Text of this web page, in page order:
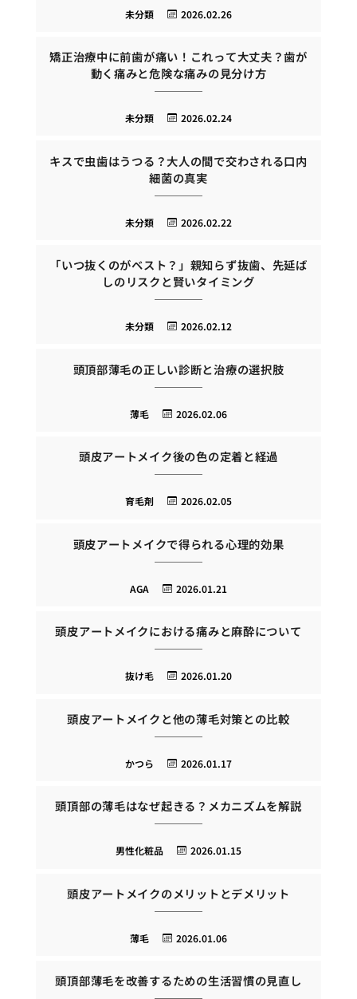
2026.02.26
未分類
矯正治療中に前歯が痛い！これって大丈夫？歯が
動く痛みと危険な痛みの見分け方
2026.02.24
未分類
キスで虫歯はうつる？大人の間で交わされる口内
細菌の真実
2026.02.22
未分類
「いつ抜くのがベスト？」親知らず抜歯、先延ば
しのリスクと賢いタイミング
2026.02.12
未分類
頭頂部薄毛の正しい診断と治療の選択肢
2026.02.06
薄毛
頭皮アートメイク後の色の定着と経過
2026.02.05
育毛剤
頭皮アートメイクで得られる心理的効果
2026.01.21
AGA
頭皮アートメイクにおける痛みと麻酔について
2026.01.20
抜け毛
頭皮アートメイクと他の薄毛対策との比較
2026.01.17
かつら
頭頂部の薄毛はなぜ起きる？メカニズムを解説
2026.01.15
男性化粧品
頭皮アートメイクのメリットとデメリット
2026.01.06
薄毛
頭頂部薄毛を改善するための生活習慣の見直し